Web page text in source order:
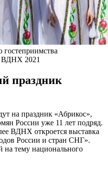
гостеприимства
ВДНХ 2021
праздник
на праздник «Абрикос»,
России уже 11 лет подряд.
ВДНХ откроется выставка
России и стран СНГ».
на тему национального